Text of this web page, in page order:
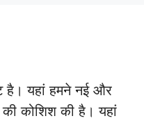
है। यहां हमने नई और
की कोशिश की है। यहां